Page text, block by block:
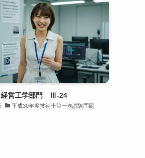
営工学部門 Ⅲ-24
平成30年度技術士第一次試験問題